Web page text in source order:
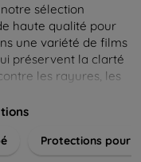
sélection
haute qualité pour
une variété de films
préservent la clarté
les rayures, les
garantissant une
notre gamme
Protections pour